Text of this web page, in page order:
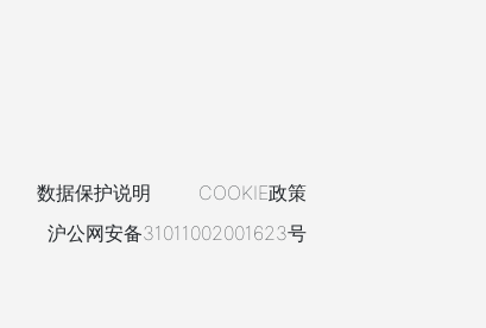
数据保护说明
COOKIE政策
沪公网安备31011002001623号